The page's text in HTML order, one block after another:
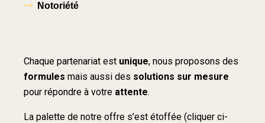
Notoriété
Chaque partenariat est unique, nous proposons des
formules mais aussi des solutions sur mesure
pour répondre à votre attente.
La palette de notre offre s’est étoffée (cliquer ci-